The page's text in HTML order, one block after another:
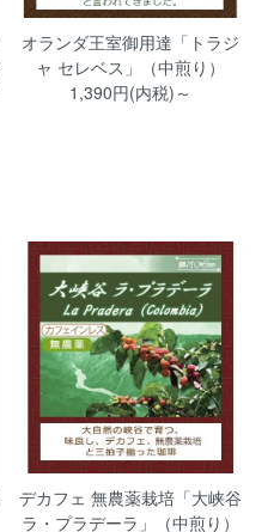
オランダ王室御用達「トラジ
ャ セレベス」（中煎り）
1,390円(内税)～
デカフェ 無農薬栽培「大峡谷
ラ・プラデーラ」（中煎り）